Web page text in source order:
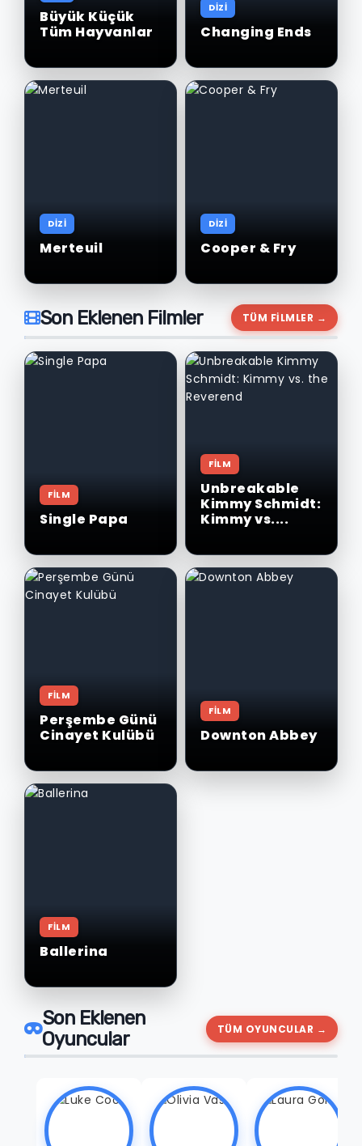
Büyük Küçük
Tüm Hayvanlar
DİZİ
Changing Ends
DİZİ
Merteuil
DİZİ
Cooper & Fry
Son Eklenen Filmler TÜM FİLMLER →
FİLM
Single Papa
FİLM
Unbreakable
Kimmy Schmidt:
Kimmy vs....
FİLM
Perşembe Günü
Cinayet Kulübü
FİLM
Downton Abbey
FİLM
Ballerina
Son Eklenen
Oyuncular
TÜM OYUNCULAR →